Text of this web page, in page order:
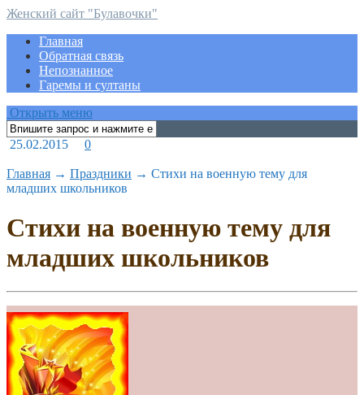
Женский сайт "Булавочки"
Главная
Обратная связь
Непознанное
Гаремы и султаны
Открыть меню
25.02.2015 0
Главная → Праздники → Cтихи на военную тему для
младших школьников
Cтихи на военную тему для
младших школьников